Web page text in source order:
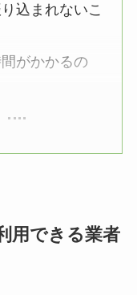
込まれないこ
がかかるの
用できる業者